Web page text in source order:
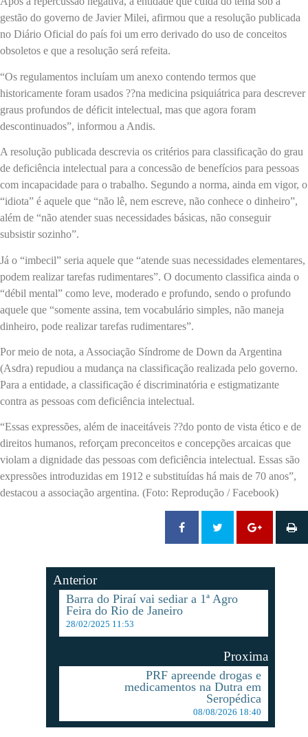
gestão do governo de Javier Milei, afirmou que a resolução publicada
no Diário Oficial do país foi um erro derivado do uso de conceitos
obsoletos e que a resolução será refeita.
“Os regulamentos incluíam um anexo contendo termos que
historicamente foram usados ??na medicina psiquiátrica para descrever
graus profundos de déficit intelectual, mas que agora foram
descontinuados”, informou a Andis.
A resolução publicada descrevia os critérios para classificação do grau
de deficiência intelectual para a concessão de benefícios para pessoas
com incapacidade para o trabalho. Segundo a norma, ainda em vigor, o
“idiota” é aquele que “não lê, nem escreve, não conhece o dinheiro”,
além de “não atender suas necessidades básicas, não conseguir
subsistir sozinho”.
Já o “imbecil” seria aquele que “atende suas necessidades elementares,
podem realizar tarefas rudimentares”. O documento classifica ainda o
“débil mental” como leve, moderado e profundo, sendo o profundo
aquele que “somente assina, tem vocabulário simples, não maneja
dinheiro, pode realizar tarefas rudimentares”.
Por meio de nota, a Associação Síndrome de Down da Argentina
(Asdra) repudiou a mudança na classificação realizada pelo governo.
Para a entidade, a classificação é discriminatória e estigmatizante
contra as pessoas com deficiência intelectual.
“Essas expressões, além de inaceitáveis ??do ponto de vista ético e de
direitos humanos, reforçam preconceitos e concepções arcaicas que
violam a dignidade das pessoas com deficiência intelectual. Essas são
expressões introduzidas em 1912 e substituídas há mais de 70 anos”,
destacou a associação argentina. (Foto: Reprodução / Facebook)
Anterior
Barra do Piraí vai sediar a 1ª Agro
Feira do Rio de Janeiro
28/02/2025 11:53
Proxima
PRF apreende drogas e
medicamentos na Dutra em
Seropédica
08/08/2026 18:40